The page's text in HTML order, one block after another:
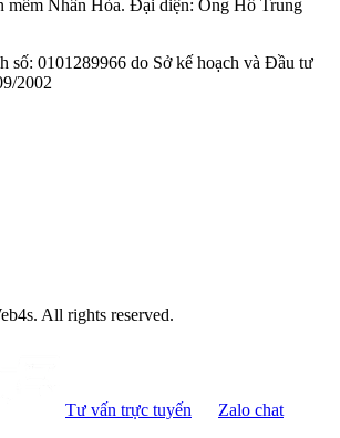
mềm Nhân Hòa. Đại diện: Ông Hồ Trung
số: 0101289966 do Sở kế hoạch và Đầu tư
2002
All rights reserved.
Tư vấn trực tuyến Zalo chat